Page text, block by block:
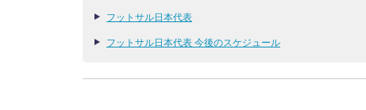
フットサル日本代表
フットサル日本代表 今後のスケジュール